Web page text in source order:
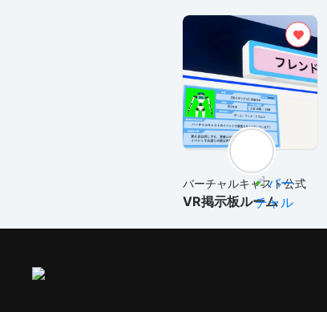
バーチャルキャスト公式
VR掲示板ルーム